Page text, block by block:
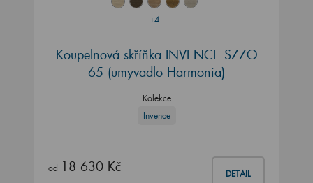
+4
Koupelnová skříňka INVENCE SZZO
65 (umyvadlo Harmonia)
Kolekce
Invence
od 18 630 Kč DETAIL